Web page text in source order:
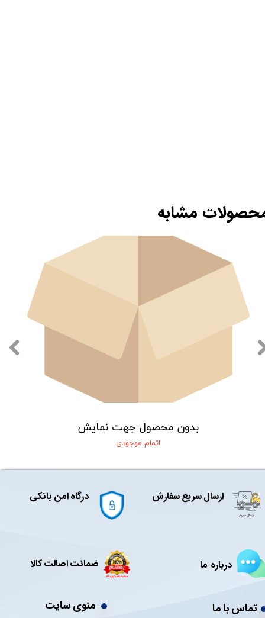
بدون محصول جهت نمایش
اتمام موجودی
مشابه
ارسال سریع سفارش
منوی سایت تماس با ما
درگاه امن بانکی
درباره ما ضمانت اصالت کالا